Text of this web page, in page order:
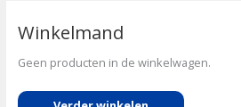
Winkelmand
Geen producten in de winkelwagen.